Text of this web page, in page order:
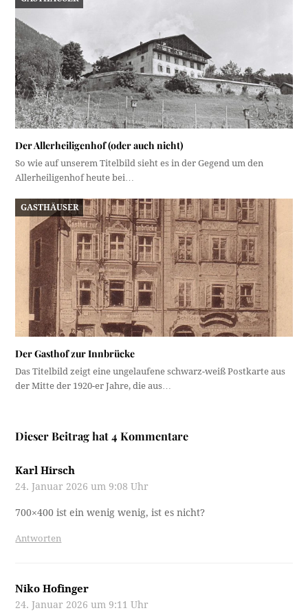
Der Allerheiligenhof (oder auch nicht)
So wie auf unserem Titelbild sieht es in der Gegend um den
Allerheiligenhof heute bei…
GASTHÄUSER
Der Gasthof zur Innbrücke
Das Titelbild zeigt eine ungelaufene schwarz-weiß Postkarte aus
der Mitte der 1920-er Jahre, die aus…
Dieser Beitrag hat 4 Kommentare
Karl Hirsch
24. Januar 2026 um 9:08 Uhr
700×400 ist ein wenig wenig, ist es nicht?
Antworten
Niko Hofinger
24. Januar 2026 um 9:11 Uhr